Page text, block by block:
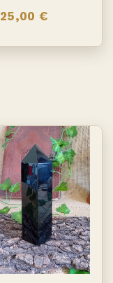
25,00 €